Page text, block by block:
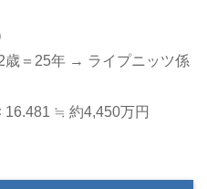
歳＝25年 → ライプニッツ係
16.481 ≒ 約4,450万円